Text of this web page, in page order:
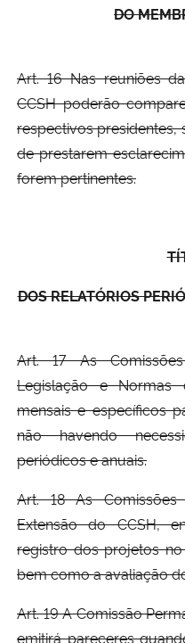
DO
Art. 16 Nas reuniões
CCSH poderão
respectivos
de prestarem
forem pertinentes.
DOS RELATÓRIOS
Art. 17 As
Legislação e Normas
mensais e específicos
não havendo
periódicos e anuais.
Art. 18 As
Extensão do CCSH,
registro dos projetos
bem como a avaliação
Art. 19 A Comissão
emitirá pareceres